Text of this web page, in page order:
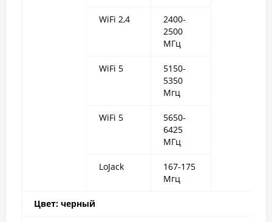
WiFi 2,4
2400-
2500
МГц
WiFi 5
5150-
5350
Мгц
WiFi 5
5650-
6425
МГц
LoJack
167-175
Мгц
Цвет: черный